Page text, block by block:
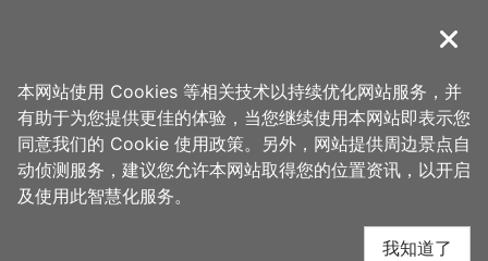
導覽
首页 > 想去的地方 > 美食、购物 > 这一锅皇室秘藏锅物
这一锅皇室秘藏锅物 周
边店家
关闭
本网站使用 Cookies 等相关技术以持续优化网站服务，并
有助于为您提供更佳的体验，当您继续使用本网站即表示您
同意我们的 Cookie 使用政策。另外，网站提供周边景点自
动侦测服务，建议您允许本网站取得您的位置资讯，以开启
及使用此智慧化服务。
我知道了